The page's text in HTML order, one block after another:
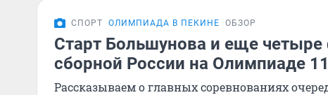
СПОРТ ОЛИМПИАДА В ПЕКИНЕ ОБЗОР
Старт Большунова и еще четыре
сборной России на Олимпиаде
Рассказываем о главных соревнованиях